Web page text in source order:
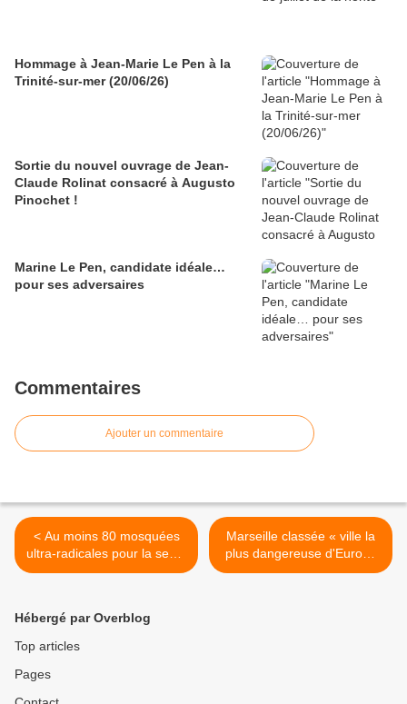
Hommage à Jean-Marie Le Pen à la
Trinité-sur-mer (20/06/26)
Sortie du nouvel ouvrage de Jean-
Claude Rolinat consacré à Augusto
Pinochet !
Marine Le Pen, candidate idéale…
pour ses adversaires
Commentaires
Ajouter un commentaire
< Au moins 80 mosquées
ultra-radicales pour la seule
région parisienne
Marseille classée « ville la
plus dangereuse d'Europe
» >
Hébergé par Overblog
Top articles
Pages